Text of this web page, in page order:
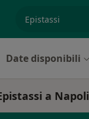
Date disponibili
a Napoli